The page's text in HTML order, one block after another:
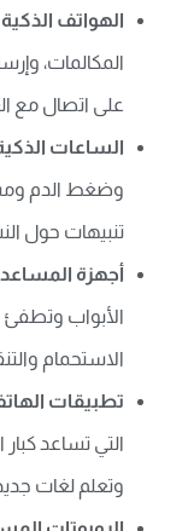
الهواتف
المكالمات،
على اتصال مع
الساعات
وضغط الدم
تنبيهات حول
أجهزة
الأبواب وتطفئ
الاستحمام
تطبيقات
التي تساعد كبار
وتعلم لغات